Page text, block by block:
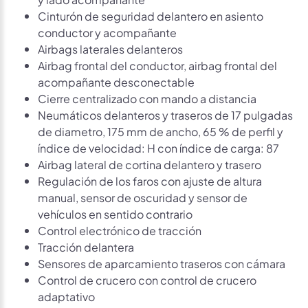
Cinturón de seguridad delantero en asiento
conductor y acompañante
Airbags laterales delanteros
Airbag frontal del conductor, airbag frontal del
acompañante desconectable
Cierre centralizado con mando a distancia
Neumáticos delanteros y traseros de 17 pulgadas
de diametro, 175 mm de ancho, 65 % de perfil y
índice de velocidad: H con índice de carga: 87
Airbag lateral de cortina delantero y trasero
Regulación de los faros con ajuste de altura
manual, sensor de oscuridad y sensor de
vehículos en sentido contrario
Control electrónico de tracción
Tracción delantera
Sensores de aparcamiento traseros con cámara
Control de crucero con control de crucero
adaptativo